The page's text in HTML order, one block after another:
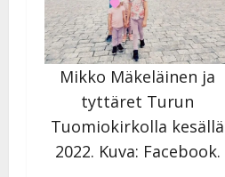
Mikko Mäkeläinen ja
tyttäret Turun
Tuomiokirkolla kesällä
2022. Kuva: Facebook.